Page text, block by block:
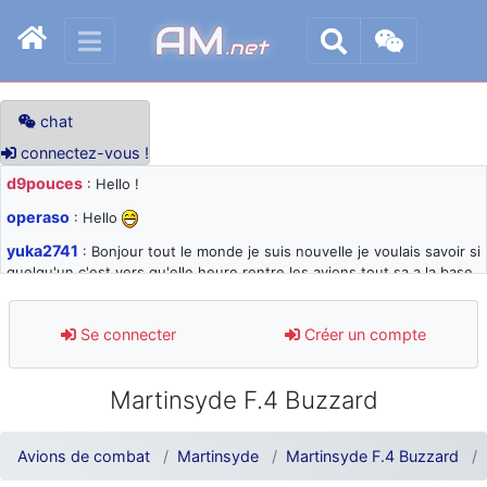
AM.net
chat
connectez-vous !
d9pouces : Hello !
operaso : Hello
yuka2741 : Bonjour tout le monde je suis nouvelle je voulais savoir si
quelqu'un c'est vers qu'elle heure rentre les avions tout sa a la base
d9pouces: désolé pour les quelques blocages du site ces derniers
jours : je teste des méthodes contre le spam et les bots trop nocifs
: Super, la nouvelle bannière
d9pouces
: je suis un avion@,._,+ > lesquels ? je ne suis pas sûr de
comprendre
Se connecter Créer un compte
Martinsyde F.4 Buzzard
Avions de combat Martinsyde Martinsyde F.4 Buzzard